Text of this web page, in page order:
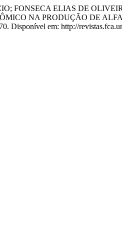
FONSECA ELIAS DE
NA PRODUÇÃO DE
Disponível em: http://